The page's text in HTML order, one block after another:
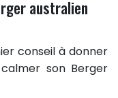
australien
conseil à donner
son Berger